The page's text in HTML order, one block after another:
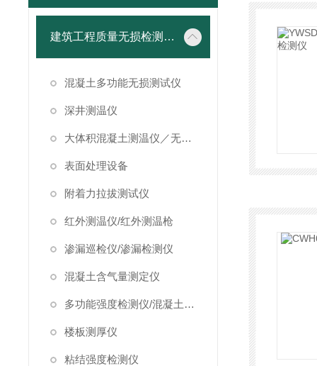
建筑工程质量无损检测仪器
混凝土多功能无损测试仪
深井测温仪
大体积混凝土测温仪／无线测温仪
表面处理设备
附着力拉拔测试仪
红外测温仪/红外测温枪
渗漏巡检仪/渗漏检测仪
混凝土含气量测定仪
多功能强度检测仪/混凝土强度检测仪
楼板测厚仪
粘结强度检测仪